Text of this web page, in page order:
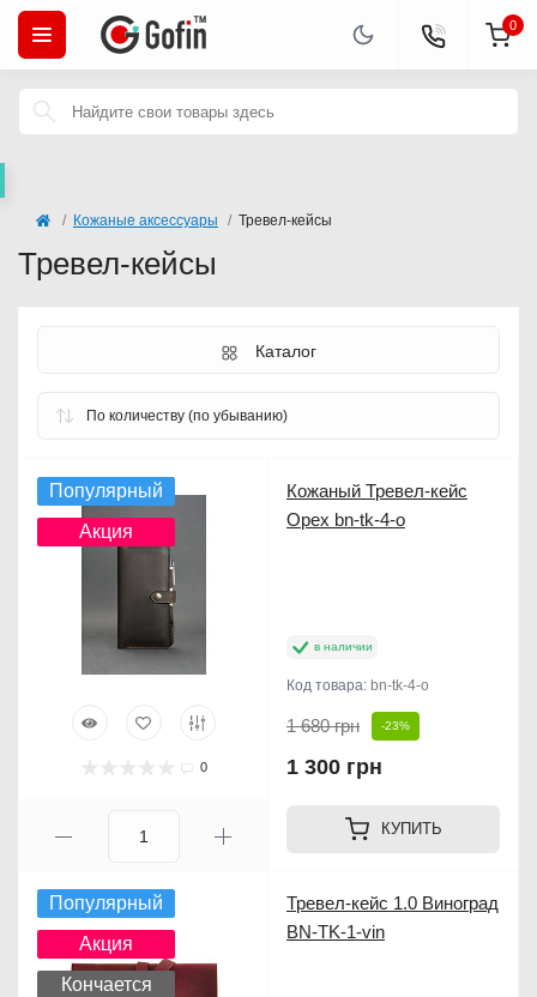
0
Кожаные аксессуары Тревел-кейсы
Тревел-кейсы
Каталог
Популярный
Акция
0
Кожаный Тревел-кейс
Орех bn-tk-4-o
в наличии
Код товара: bn-tk-4-o
1 680 грн -23%
1 300 грн
КУПИТЬ
Популярный
Акция
Кончается
Тревел-кейс 1.0 Виноград
BN-TK-1-vin